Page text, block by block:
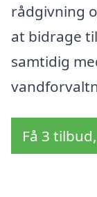
rådgivning
at bidrage
samtidig
Få 3